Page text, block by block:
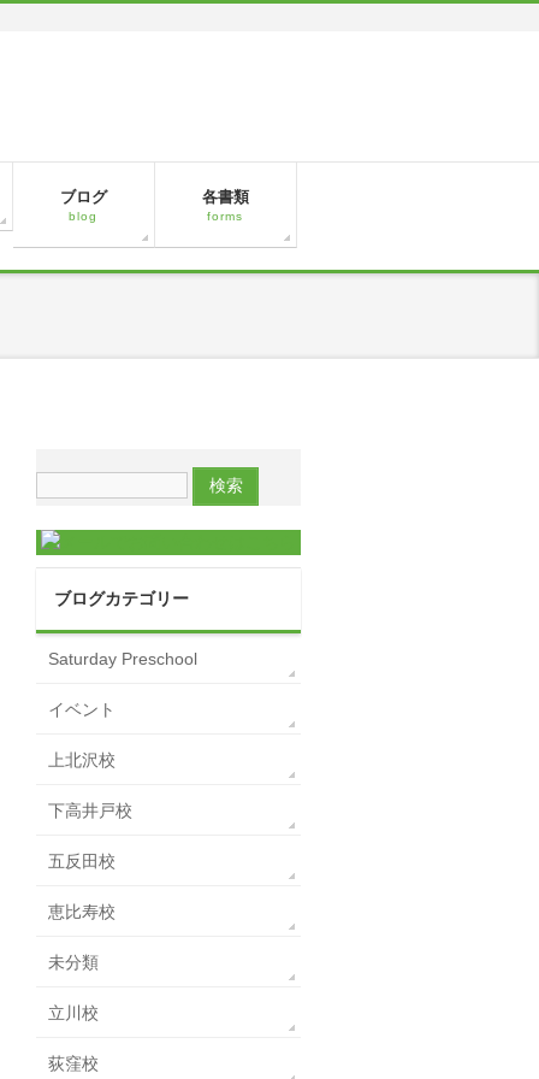
ブログ
blog
各書類
forms
ブログカテゴリー
Saturday Preschool
イベント
上北沢校
下高井戸校
五反田校
恵比寿校
未分類
立川校
荻窪校